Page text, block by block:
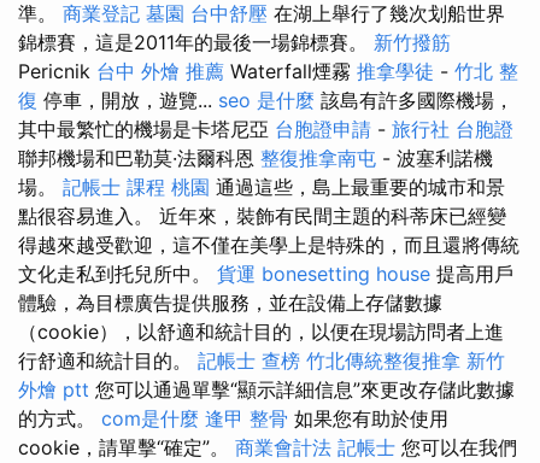
準。 商業登記 墓園 台中舒壓 在湖上舉行了幾次划船世界
錦標賽，這是2011年的最後一場錦標賽。 新竹撥筋
Pericnik 台中 外燴 推薦 Waterfall煙霧 推拿學徒 - 竹北 整
復 停車，開放，遊覽... seo 是什麼 該島有許多國際機場，
其中最繁忙的機場是卡塔尼亞 台胞證申請 - 旅行社 台胞證
聯邦機場和巴勒莫·法爾科恩 整復推拿南屯 - 波塞利諾機
場。 記帳士 課程 桃園 通過這些，島上最重要的城市和景
點很容易進入。 近年來，裝飾有民間主題的科蒂床已經變
得越來越受歡迎，這不僅在美學上是特殊的，而且還將傳統
文化走私到托兒所中。 貨運 bonesetting house 提高用戶
體驗，為目標廣告提供服務，並在設備上存儲數據
（cookie），以舒適和統計目的，以便在現場訪問者上進
行舒適和統計目的。 記帳士 查榜 竹北傳統整復推拿 新竹
外燴 ptt 您可以通過單擊“顯示詳細信息”來更改存儲此數據
的方式。 com是什麼 逢甲 整骨 如果您有助於使用
cookie，請單擊“確定”。 商業會計法 記帳士 您可以在我們